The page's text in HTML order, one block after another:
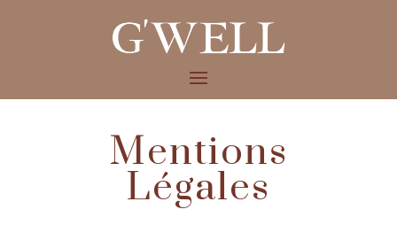
Mentions
Légales